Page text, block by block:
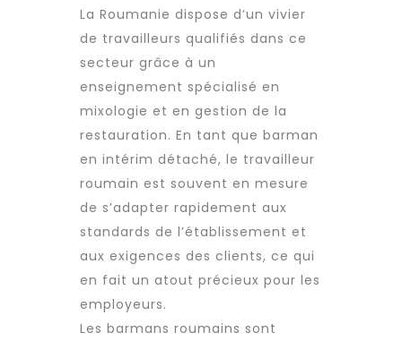
La Roumanie dispose d’un vivier
de travailleurs qualifiés dans ce
secteur grâce à un
enseignement spécialisé en
mixologie et en gestion de la
restauration. En tant que barman
en intérim détaché, le travailleur
roumain est souvent en mesure
de s’adapter rapidement aux
standards de l’établissement et
aux exigences des clients, ce qui
en fait un atout précieux pour les
employeurs.
Les barmans roumains sont